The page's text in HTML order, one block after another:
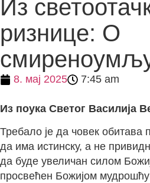
Из
ризнице: О
8. мај 2025 7:45 am
Из поука Светог Василија
Требало је да човек обитава
да има истинску, а не
да буде увеличан силом
просвећен Божијом